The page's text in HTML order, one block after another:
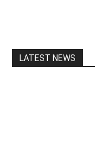
LATEST NEWS